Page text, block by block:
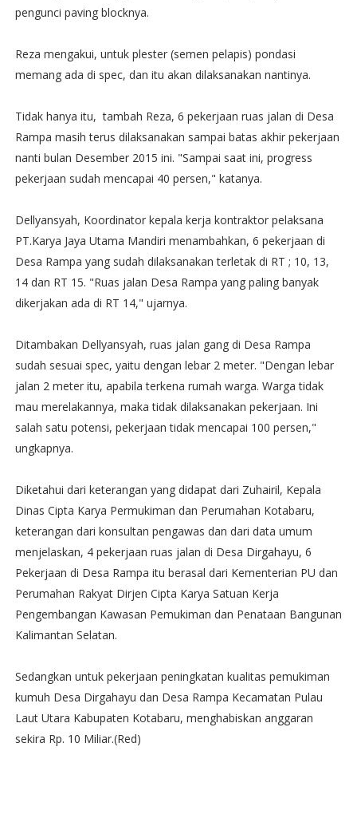
pengunci paving blocknya.
‪Reza mengakui, untuk plester (semen pelapis) pondasi
memang ada di spec, dan itu akan dilaksanakan nantinya.
‪Tidak hanya itu, tambah Reza, 6 pekerjaan ruas jalan di Desa
Rampa masih terus dilaksanakan sampai batas akhir pekerjaan
nanti bulan Desember 2015 ini. "Sampai saat ini, progress
pekerjaan sudah mencapai 40 persen," katanya‬.
‪Dellyansyah, Koordinator kepala kerja kontraktor pelaksana
PT.Karya Jaya Utama Mandiri menambahkan, 6 pekerjaan di
Desa Rampa yang sudah dilaksanakan terletak di RT ; 10, 13,
14 dan RT 15. "Ruas jalan Desa Rampa yang paling banyak
dikerjakan ada di RT 14," ujarnya‬.
‪Ditambakan Dellyansyah, ruas jalan gang di Desa Rampa
sudah sesuai spec, yaitu dengan lebar 2 meter. "Dengan lebar
jalan 2 meter itu, apabila terkena rumah warga. Warga tidak
mau merelakannya, maka tidak dilaksanakan pekerjaan. Ini
salah satu potensi, pekerjaan tidak mencapai 100 persen,"
ungkapnya‬.
‪Diketahui dari keterangan yang didapat dari Zuhairil, Kepala
Dinas Cipta Karya Permukiman dan Perumahan Kotabaru,
keterangan dari konsultan pengawas dan dari data umum
menjelaskan, 4 pekerjaan ruas jalan di Desa Dirgahayu, 6
Pekerjaan di Desa Rampa itu berasal dari Kementerian PU dan
Perumahan Rakyat Dirjen Cipta Karya Satuan Kerja
Pengembangan Kawasan Pemukiman dan Penataan Bangunan
Kalimantan Selatan.
Sedangkan untuk pekerjaan peningkatan kualitas pemukiman
kumuh Desa Dirgahayu dan Desa Rampa Kecamatan Pulau
Laut Utara Kabupaten Kotabaru, menghabiskan anggaran
sekira Rp. 10 Miliar.‬(Red)